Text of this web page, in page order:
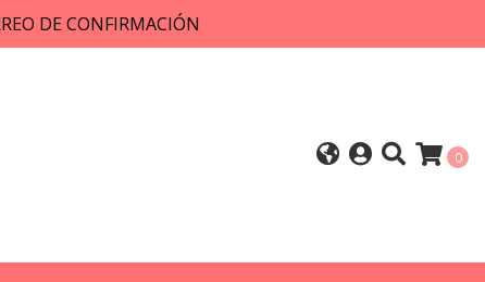
DE CONFIRMACIÓN
0